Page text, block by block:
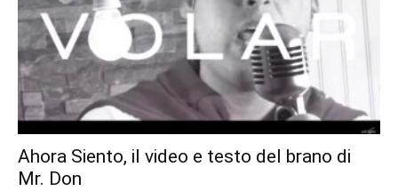
Ahora Siento, il video e testo del brano di
Mr. Don